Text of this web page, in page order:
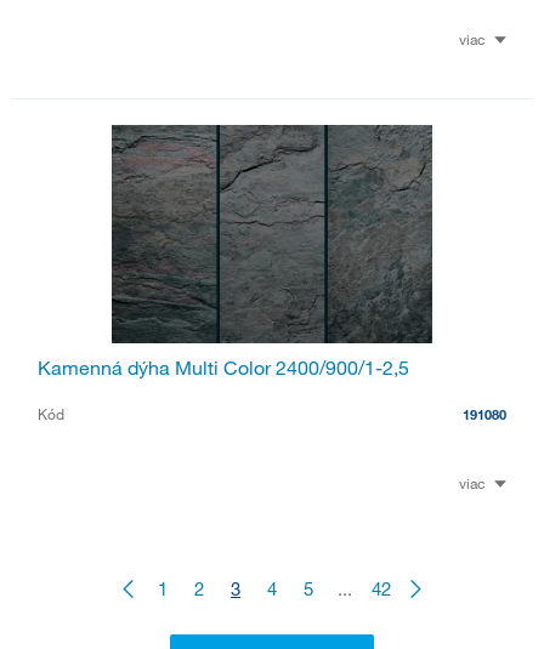
viac
Kamenná dýha Multi Color 2400/900/1-2,5
Kód 191080
viac
1 2 3 4 5 ... 42